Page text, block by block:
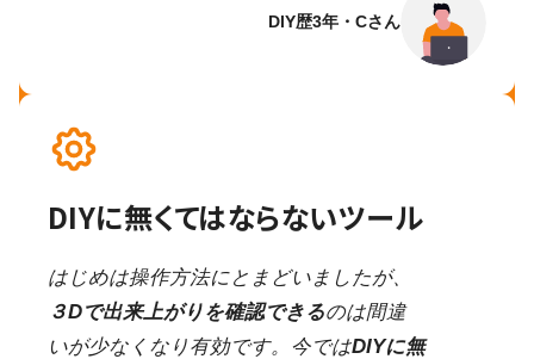
DIY歴3年・Cさん
DIYに無くてはならないツール
はじめは操作方法にとまどいましたが、
３Dで出来上がりを確認できるのは間違
いが少なくなり有効です。今ではDIYに無